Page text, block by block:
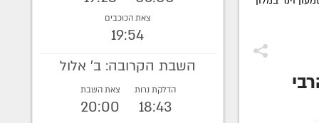
צאת הכוכבים
19:54
השבת הקרובה: ב' אלול
הדלקת נרות
18:43
צאת השבת
20:00